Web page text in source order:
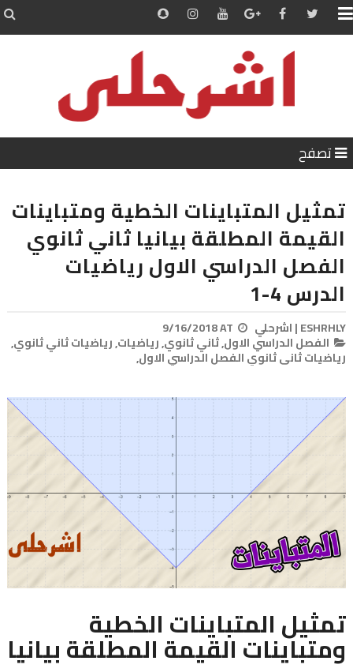


تصفح
تمثيل المتباينات الخطية ومتباينات
القيمة المطلقة بيانيا ثاني ثانوي
الفصل الدراسي الاول رياضيات
الدرس 4-1
ESHRHLY | اشرحلي 9/16/2018
الفصل الدراسي الاول,ثاني ثانوي,رياضيات,رياضيات ثاني ثانوي,
رياضيات ثاني ثانوي الفصل الدراسي الاول,
تمثيل المتباينات الخطية
ومتباينات القيمة المطلقة بيانيا